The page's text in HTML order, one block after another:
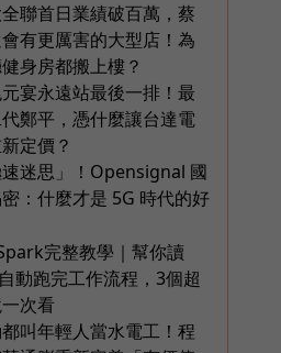
聯首日業績破百萬，蔡
有更厲害的大型店！為
身房都搬上樓？
宴永遠站最後一排！最
鄭平，憑什麼讓台達電
定價？
迷思」！Opensignal 國
：什麼才是 5G 時代的好
完整教學｜幫你讀
動跑完工作流程，3個超
次看
都叫年輕人當水電工！程